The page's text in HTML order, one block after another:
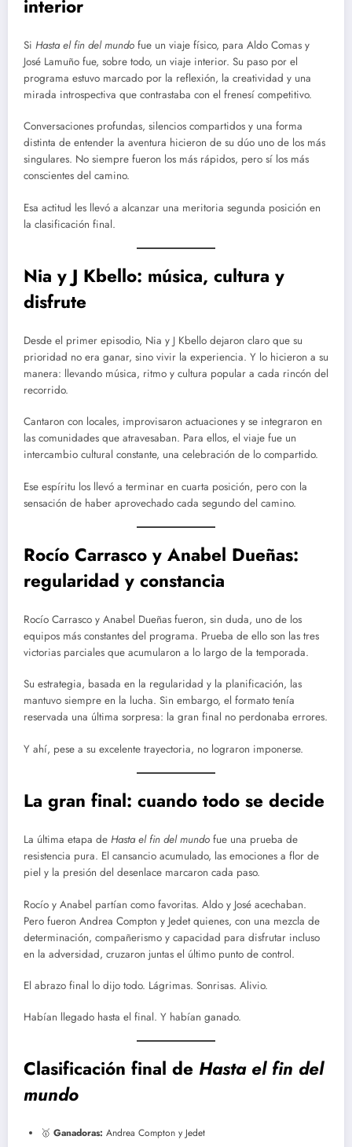
interior
Si Hasta el fin del mundo fue un viaje físico, para Aldo Comas y
José Lamuño fue, sobre todo, un viaje interior. Su paso por el
programa estuvo marcado por la reflexión, la creatividad y una
mirada introspectiva que contrastaba con el frenesí competitivo.
Conversaciones profundas, silencios compartidos y una forma
distinta de entender la aventura hicieron de su dúo uno de los más
singulares. No siempre fueron los más rápidos, pero sí los más
conscientes del camino.
Esa actitud les llevó a alcanzar una meritoria segunda posición en
la clasificación final.
Nia y J Kbello: música, cultura y
disfrute
Desde el primer episodio, Nia y J Kbello dejaron claro que su
prioridad no era ganar, sino vivir la experiencia. Y lo hicieron a su
manera: llevando música, ritmo y cultura popular a cada rincón del
recorrido.
Cantaron con locales, improvisaron actuaciones y se integraron en
las comunidades que atravesaban. Para ellos, el viaje fue un
intercambio cultural constante, una celebración de lo compartido.
Ese espíritu los llevó a terminar en cuarta posición, pero con la
sensación de haber aprovechado cada segundo del camino.
Rocío Carrasco y Anabel Dueñas:
regularidad y constancia
Rocío Carrasco y Anabel Dueñas fueron, sin duda, uno de los
equipos más constantes del programa. Prueba de ello son las tres
victorias parciales que acumularon a lo largo de la temporada.
Su estrategia, basada en la regularidad y la planificación, las
mantuvo siempre en la lucha. Sin embargo, el formato tenía
reservada una última sorpresa: la gran final no perdonaba errores.
Y ahí, pese a su excelente trayectoria, no lograron imponerse.
La gran final: cuando todo se decide
La última etapa de Hasta el fin del mundo fue una prueba de
resistencia pura. El cansancio acumulado, las emociones a flor de
piel y la presión del desenlace marcaron cada paso.
Rocío y Anabel partían como favoritas. Aldo y José acechaban.
Pero fueron Andrea Compton y Jedet quienes, con una mezcla de
determinación, compañerismo y capacidad para disfrutar incluso
en la adversidad, cruzaron juntas el último punto de control.
El abrazo final lo dijo todo. Lágrimas. Sonrisas. Alivio.
Habían llegado hasta el final. Y habían ganado.
Clasificación final de Hasta el fin del
mundo
🥇 Ganadoras: Andrea Compton y Jedet